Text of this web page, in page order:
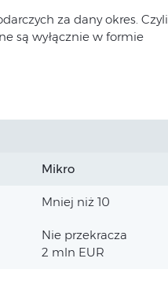
za dany okres. Czyli
są wyłącznie w formie
Mikro
Mniej niż 10
Nie przekracza
2 mln EUR